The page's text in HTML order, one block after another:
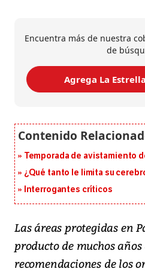
Encuentra más de nuestra
de
Agrega La
Temporada de avistamiento
¿Qué tanto le limita su
Interrogantes críticos
Las áreas protegidas en
producto de muchos
recomendaciones de los